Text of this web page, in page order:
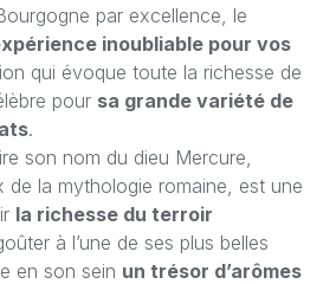
par excellence, le
inoubliable pour vos
qui évoque toute la richesse de
pour sa grande variété de
.
son nom du dieu Mercure,
de la mythologie romaine, est une
la richesse du terroir
à l’une de ses plus belles
en son sein un trésor d’arômes